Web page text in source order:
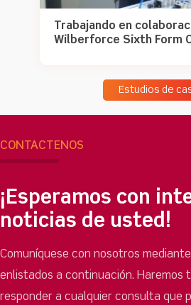
Trabajando en
Wilberforce Sixth Form
Estudios de
CONTÁCTENOS
¡Esperamos con
noticias de usted!
Comuníquese con nosotros
enlistados a continuación. Haremos
responder a cualquier consulta que